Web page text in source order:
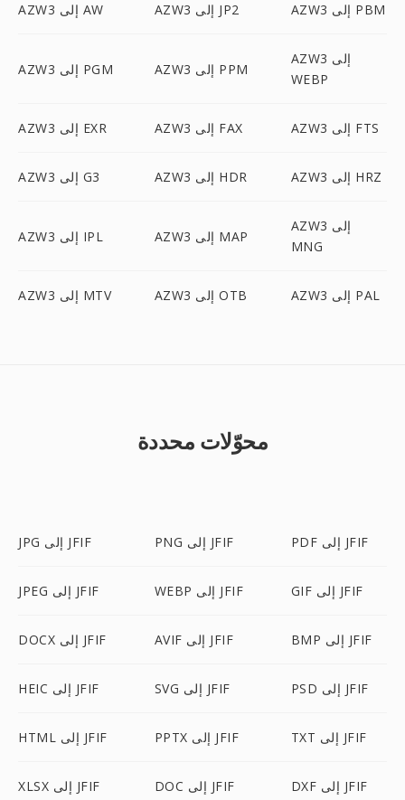
AZW3 إلى AW AZW3 إلى JP2 AZW3 إلى PBM
AZW3 إلى PGM AZW3 إلى PPM
AZW3 إلى
WEBP
AZW3 إلى EXR AZW3 إلى FAX AZW3 إلى FTS
AZW3 إلى G3 AZW3 إلى HDR AZW3 إلى HRZ
AZW3 إلى IPL AZW3 إلى MAP
AZW3 إلى
MNG
AZW3 إلى MTV AZW3 إلى OTB AZW3 إلى PAL
محوّلات محددة
JPG إلى JFIF PNG إلى JFIF PDF إلى JFIF
JPEG إلى JFIF WEBP إلى JFIF GIF إلى JFIF
DOCX إلى JFIF AVIF إلى JFIF BMP إلى JFIF
HEIC إلى JFIF SVG إلى JFIF PSD إلى JFIF
HTML إلى JFIF PPTX إلى JFIF TXT إلى JFIF
XLSX إلى JFIF DOC إلى JFIF DXF إلى JFIF